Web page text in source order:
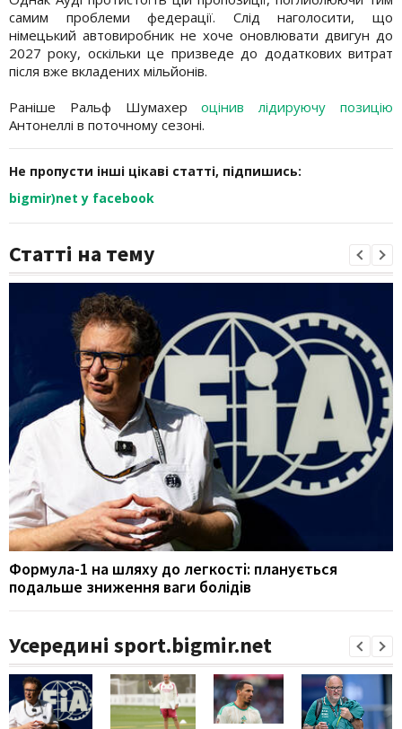
самим проблеми федерації. Слід наголосити, що
німецький автовиробник не хоче оновлювати двигун до
2027 року, оскільки це призведе до додаткових витрат
після вже вкладених мільйонів.
Раніше Ральф Шумахероцінив лідируючу позицію
Антонеллі в поточному сезоні.
Не пропусти інші цікаві статті, підпишись:
bigmir)net у facebook
Статті на тему
Формула-1 на шляху до легкості: планується
подальше зниження ваги болідів
Усередині sport.bigmir.net